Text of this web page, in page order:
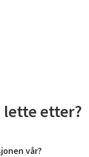
lette etter?
vår?